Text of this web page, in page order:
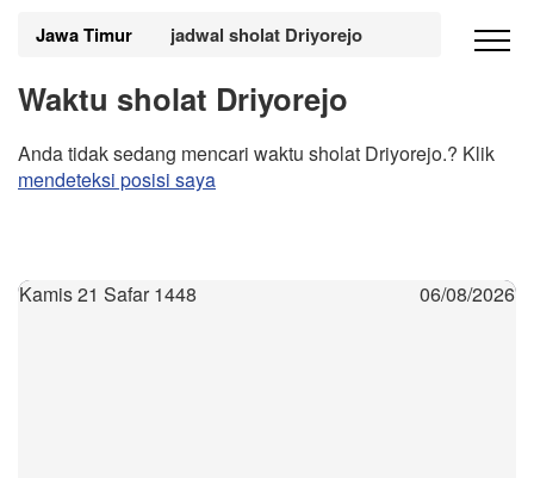
Jawa Timur jadwal sholat Driyorejo
Waktu sholat Driyorejo
Anda tidak sedang mencari waktu sholat Driyorejo.? Klik
mendeteksi posisi saya
Kamis 21 Safar 1448 06/08/2026